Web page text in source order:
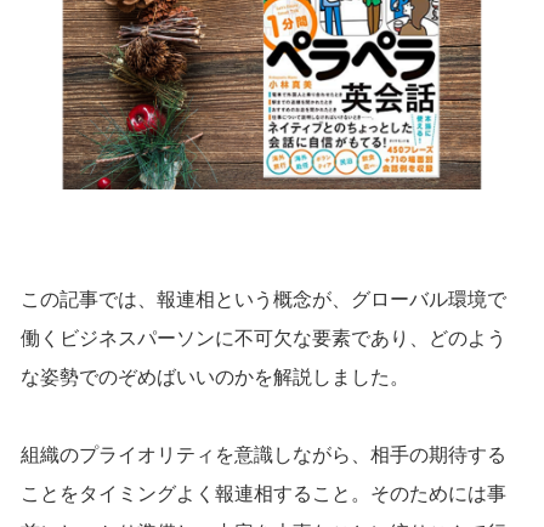
この記事では、報連相という概念が、グローバル環境で
働くビジネスパーソンに不可欠な要素であり、どのよう
な姿勢でのぞめばいいのかを解説しました。
組織のプライオリティを意識しながら、相手の期待する
ことをタイミングよく報連相すること。そのためには事